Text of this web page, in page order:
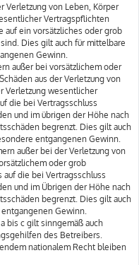
Verletzung von Leben, Körper
Vertragspflichten
auf ein vorsätzliches oder grob
Dies gilt auch für mittelbare
Gewinn.
außer bei vorsätzlichem oder
aus der Verletzung von
Verletzung wesentlicher
die bei Vertragsschluss
und im übrigen der Höhe nach
begrenzt. Dies gilt auch
entgangenen Gewinn.
außer bei der Verletzung von
oder grob
die bei Vertragsschluss
und im Übrigen der Höhe nach
begrenzt. Dies gilt auch
Gewinn.
bis c gilt sinngemäß auch
des Betreibers.
nationalem Recht bleiben